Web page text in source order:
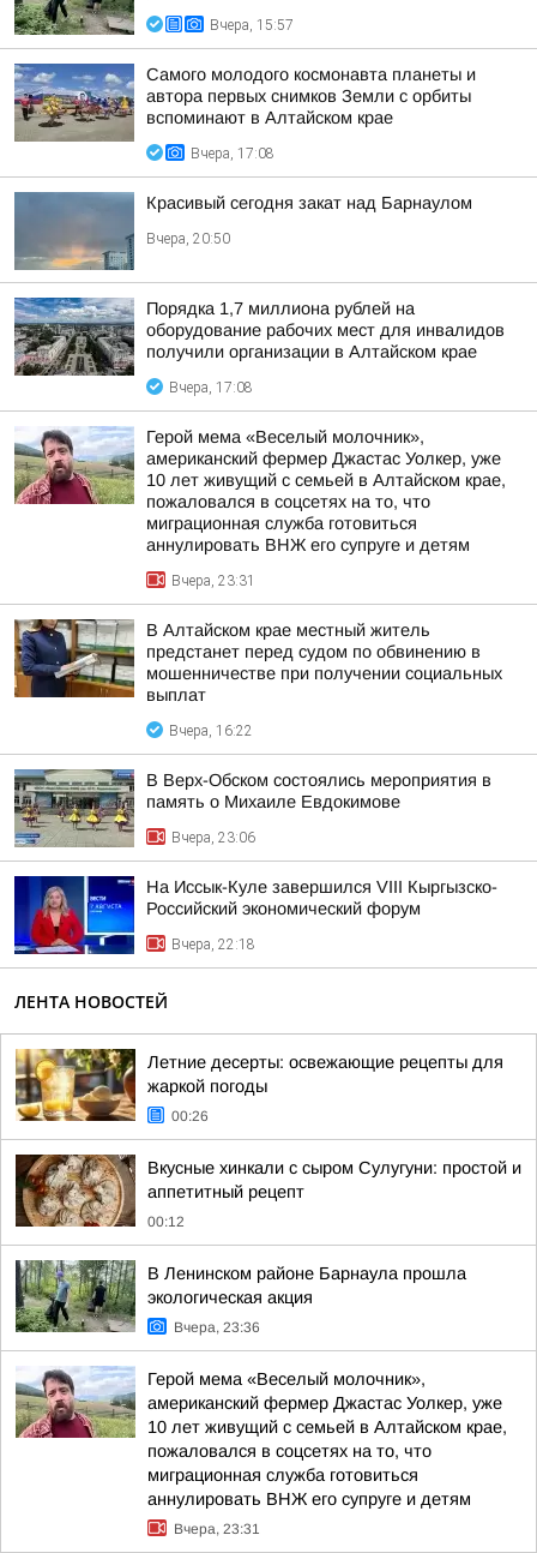
Вчера, 15:57
Самого молодого космонавта планеты и
автора первых снимков Земли с орбиты
вспоминают в Алтайском крае
Вчера, 17:08
Красивый сегодня закат над Барнаулом
Вчера, 20:50
Порядка 1,7 миллиона рублей на
оборудование рабочих мест для инвалидов
получили организации в Алтайском крае
Вчера, 17:08
Герой мема «Веселый молочник»,
американский фермер Джастас Уолкер, уже
10 лет живущий с семьей в Алтайском крае,
пожаловался в соцсетях на то, что
миграционная служба готовиться
аннулировать ВНЖ его супруге и детям
Вчера, 23:31
В Алтайском крае местный житель
предстанет перед судом по обвинению в
мошенничестве при получении социальных
выплат
Вчера, 16:22
В Верх-Обском состоялись мероприятия в
память о Михаиле Евдокимове
Вчера, 23:06
На Иссык-Куле завершился VIII Кыргызско-
Российский экономический форум
Вчера, 22:18
ЛЕНТА НОВОСТЕЙ
Летние десерты: освежающие рецепты для
жаркой погоды
00:26
Вкусные хинкали с сыром Сулугуни: простой и
аппетитный рецепт
00:12
В Ленинском районе Барнаула прошла
экологическая акция
Вчера, 23:36
Герой мема «Веселый молочник»,
американский фермер Джастас Уолкер, уже
10 лет живущий с семьей в Алтайском крае,
пожаловался в соцсетях на то, что
миграционная служба готовиться
аннулировать ВНЖ его супруге и детям
Вчера, 23:31